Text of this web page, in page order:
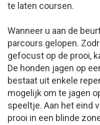
te laten coursen.
Wanneer u aan de
parcours gelopen.
gefocust op de prooi,
De honden jagen op
bestaat uit enkele
mogelijk om te jagen
speeltje. Aan het eind
prooi in een blinde